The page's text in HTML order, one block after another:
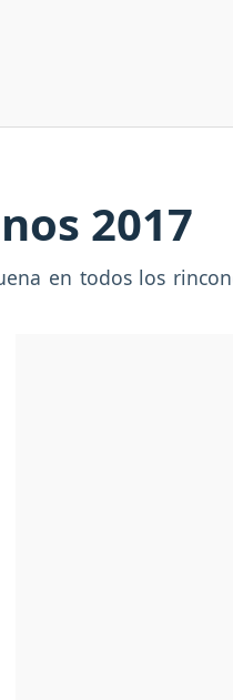
2017
en todos los